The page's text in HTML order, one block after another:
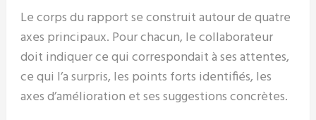
Le corps du rapport se construit autour de quatre
axes principaux. Pour chacun, le collaborateur
doit indiquer ce qui correspondait à ses attentes,
ce qui l’a surpris, les points forts identifiés, les
axes d’amélioration et ses suggestions concrètes.